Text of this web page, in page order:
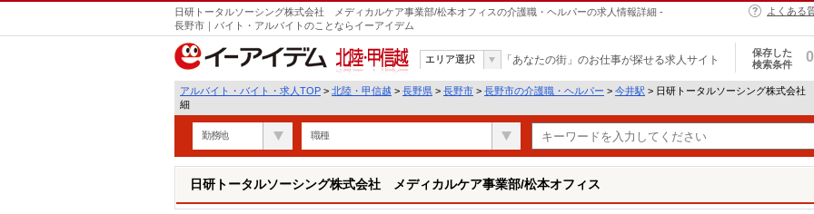
日研トータルソーシング株式会社 メディカルケア事業部/松本オフィスの介護職・ヘルパーの求人情報詳細 -
長野市｜バイト・アルバイトのことならイーアイデム
よくある
北陸・甲信越
エリア選択 「あなたの街」のお仕事が探せる求人サイト
保存した
検索条件
0
アルバイト・バイト・求人TOP > 北陸・甲信越 > 長野県 > 長野市 > 長野市の介護職・ヘルパー > 今井駅 > 日研トータルソーシング株式会
細
勤務地 職種
日研トータルソーシング株式会社 メディカルケア事業部/松本オフィス